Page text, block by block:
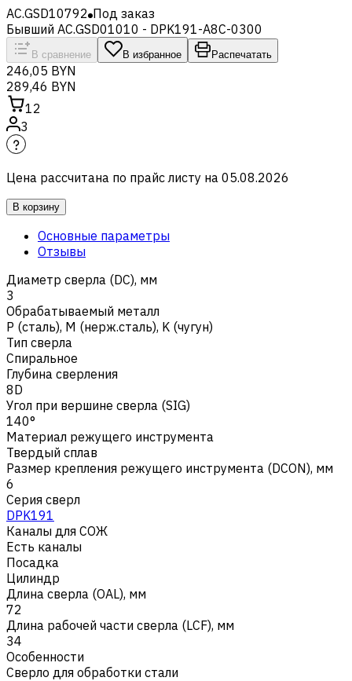
AC.GSD10792 Под заказ
Бывший AC.GSD01010 - DPK191-A8C-0300
В сравнение В избранное Распечатать
246,05 BYN
289,46 BYN
12
3
Цена рассчитана по прайс листу на 05.08.2026
В корзину
Основные параметры
Отзывы
Диаметр сверла (DC), мм
3
Обрабатываемый металл
Р (сталь), M (нерж.сталь), K (чугун)
Тип сверла
Спиральное
Глубина сверления
8D
Угол при вершине сверла (SIG)
140°
Материал режущего инструмента
Твердый сплав
Размер крепления режущего инструмента (DCON), мм
6
Серия сверл
DPK191
Каналы для СОЖ
Есть каналы
Посадка
Цилиндр
Длина сверла (OAL), мм
72
Длина рабочей части сверла (LCF), мм
34
Особенности
Сверло для обработки стали